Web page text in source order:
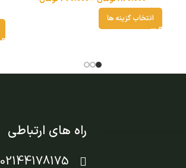
انتخاب گزینه ها
راه های ارتباطی
02144178175